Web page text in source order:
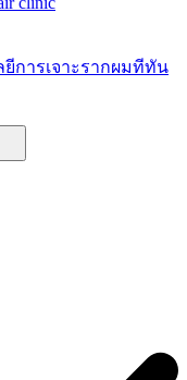
การเจาะรากผมทีทัน